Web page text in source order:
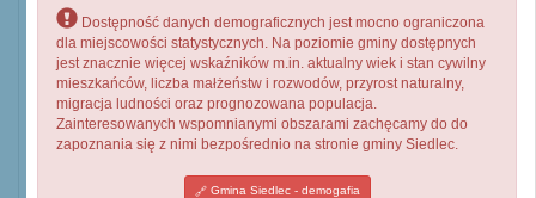
Dostępność danych demograficznych jest mocno ograniczona
dla miejscowości statystycznych. Na poziomie gminy dostępnych
jest znacznie więcej wskaźników m.in. aktualny wiek i stan cywilny
mieszkańców, liczba małżeństw i rozwodów, przyrost naturalny,
migracja ludności oraz prognozowana populacja.
Zainteresowanych wspomnianymi obszarami zachęcamy do do
zapoznania się z nimi bezpośrednio na stronie gminy Siedlec.
Gmina Siedlec - demogafia